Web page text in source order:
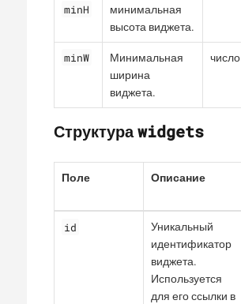
minH
минимальная
высота виджета.
minW
Минимальная
ширина
виджета.
число
Структураwidgets
Поле Описание
id
Уникальный
идентификатор
виджета.
Используется
для его ссылки в